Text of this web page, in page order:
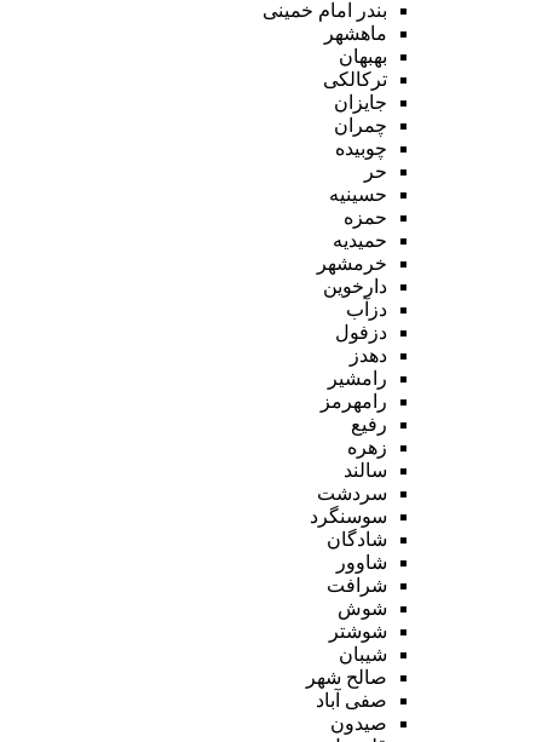
بندر امام خمینی
ماهشهر
بهبهان
ترکالکی
جایزان
چمران
چوبیده
حر
حسینیه
حمزه
حمیدیه
خرمشهر
دارخوین
دزآب
دزفول
دهدز
رامشیر
رامهرمز
رفیع
زهره
سالند
سردشت
سوسنگرد
شادگان
شاوور
شرافت
شوش
شوشتر
شیبان
صالح شهر
صفی آباد
صیدون